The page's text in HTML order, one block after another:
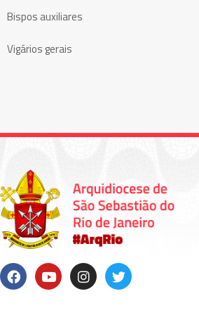
Bispos auxiliares
Vigários gerais